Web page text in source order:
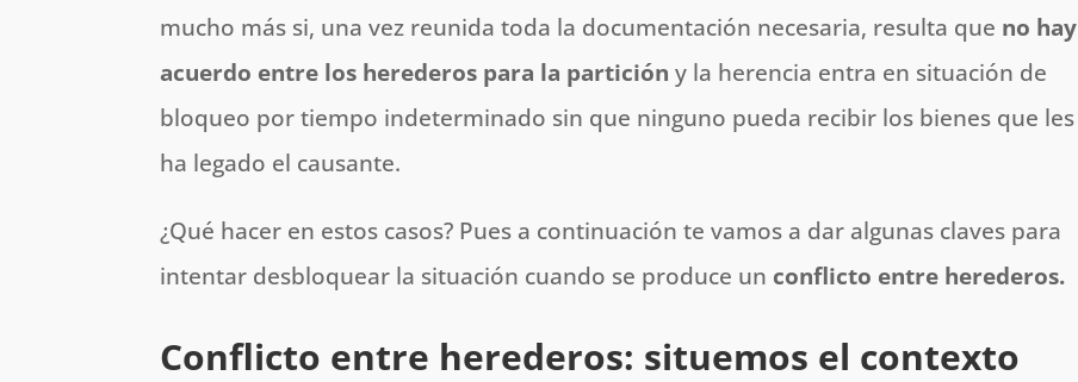
mucho más si, una vez reunida toda la documentación necesaria, resulta que no hay
acuerdo entre los herederos para la partición y la herencia entra en situación de
bloqueo por tiempo indeterminado sin que ninguno pueda recibir los bienes que les
ha legado el causante.
¿Qué hacer en estos casos? Pues a continuación te vamos a dar algunas claves para
intentar desbloquear la situación cuando se produce un conflicto entre herederos.
Conflicto entre herederos: situemos el contexto